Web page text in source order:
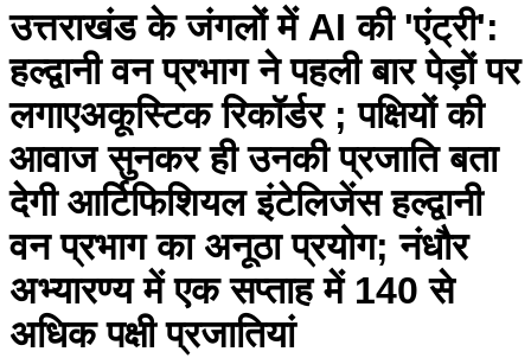
उत्तराखंड के जंगलों में AI की 'एंट्री':
हल्द्वानी वन प्रभाग ने पहली बार पेड़ों पर
लगाएअकूस्टिक रिकॉर्डर ; पक्षियों की
आवाज सुनकर ही उनकी प्रजाति बता
देगी आर्टिफिशियल इंटेलिजेंस हल्द्वानी
वन प्रभाग का अनूठा प्रयोग; नंधौर
अभ्यारण्य में एक सप्ताह में 140 से
अधिक पक्षी प्रजातियां